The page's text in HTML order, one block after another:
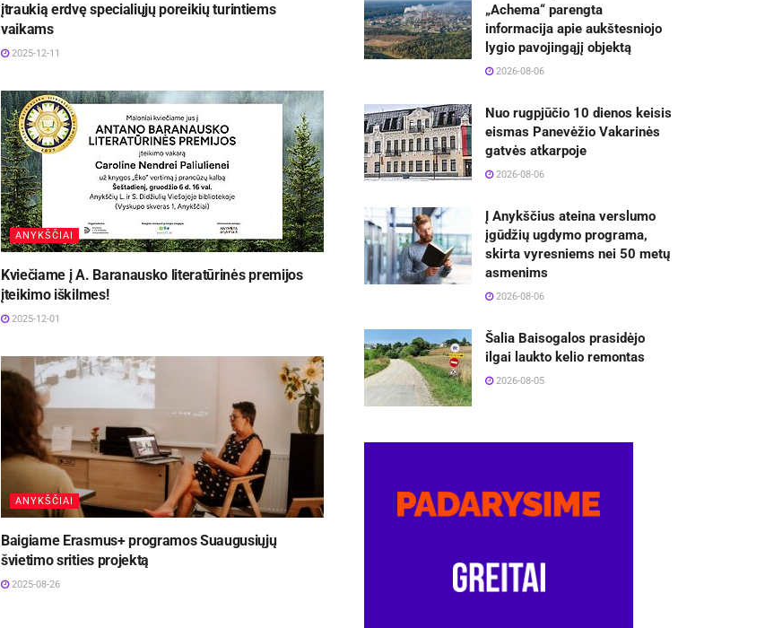
įtraukią erdvę specialiųjų poreikių turintiems
vaikams
2025-12-11
ANYKŠČIAI
Kviečiame į A. Baranausko literatūrinės premijos
įteikimo iškilmes!
2025-12-01
ANYKŠČIAI
Baigiame Erasmus+ programos Suaugusiųjų
švietimo srities projektą
2025-08-26
„Achema“ parengta
informacija apie aukštesniojo
lygio pavojingąjį objektą
2026-08-06
Nuo rugpjūčio 10 dienos keisis
eismas Panevėžio Vakarinės
gatvės atkarpoje
2026-08-06
Į Anykščius ateina verslumo
įgūdžių ugdymo programa,
skirta vyresniems nei 50 metų
asmenims
2026-08-06
Šalia Baisogalos prasidėjo
ilgai laukto kelio remontas
2026-08-05